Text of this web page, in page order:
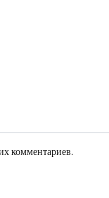
комментариев.